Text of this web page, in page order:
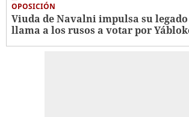
OPOSICIÓN
Viuda de Navalni impulsa su
llama a los rusos a votar por